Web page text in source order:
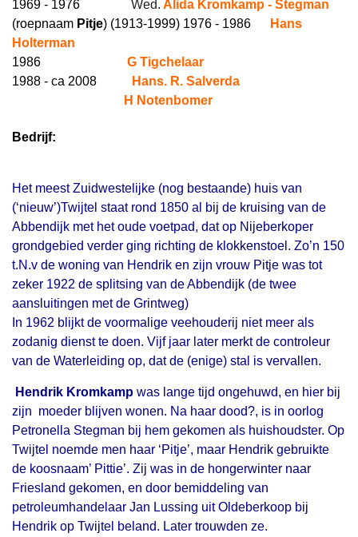
1969 - 1976 Wed. Alida Kromkamp - Stegman
(roepnaam Pitje) (1913-1999) 1976 - 1986
Hans
Holterman
1986
G Tigchelaar
1988 - ca 2008
Hans. R. Salverda
H Notenbomer
Bedrijf:
Het meest Zuidwestelijke (nog bestaande) huis van
(‘nieuw’)Twijtel staat rond 1850 al bij de kruising van de
Abbendijk met het oude voetpad, dat op Nijeberkoper
grondgebied verder ging richting de klokkenstoel. Zo’n 150
t.N.v de woning van Hendrik en zijn vrouw Pitje was tot
zeker 1922 de splitsing van de Abbendijk (de twee
aansluitingen met de Grintweg)
In 1962 blijkt de voormalige veehouderij niet meer als
zodanig dienst te doen. Vijf jaar later merkt de controleur
van de Waterleiding op, dat de (enige) stal is vervallen.
Hendrik Kromkamp was lange tijd ongehuwd, en hier bij
zijn moeder blijven wonen. Na haar dood?, is in oorlog
Petronella Stegman bij hem gekomen als huishoudster. Op
Twijtel noemde men haar ‘Pitje’, maar Hendrik gebruikte
de koosnaam’ Pittie’. Zij was in de hongerwinter naar
Friesland gekomen, en door bemiddeling van
petroleumhandelaar Jan Lussing uit Oldeberkoop bij
Hendrik op Twijtel beland. Later trouwden ze.